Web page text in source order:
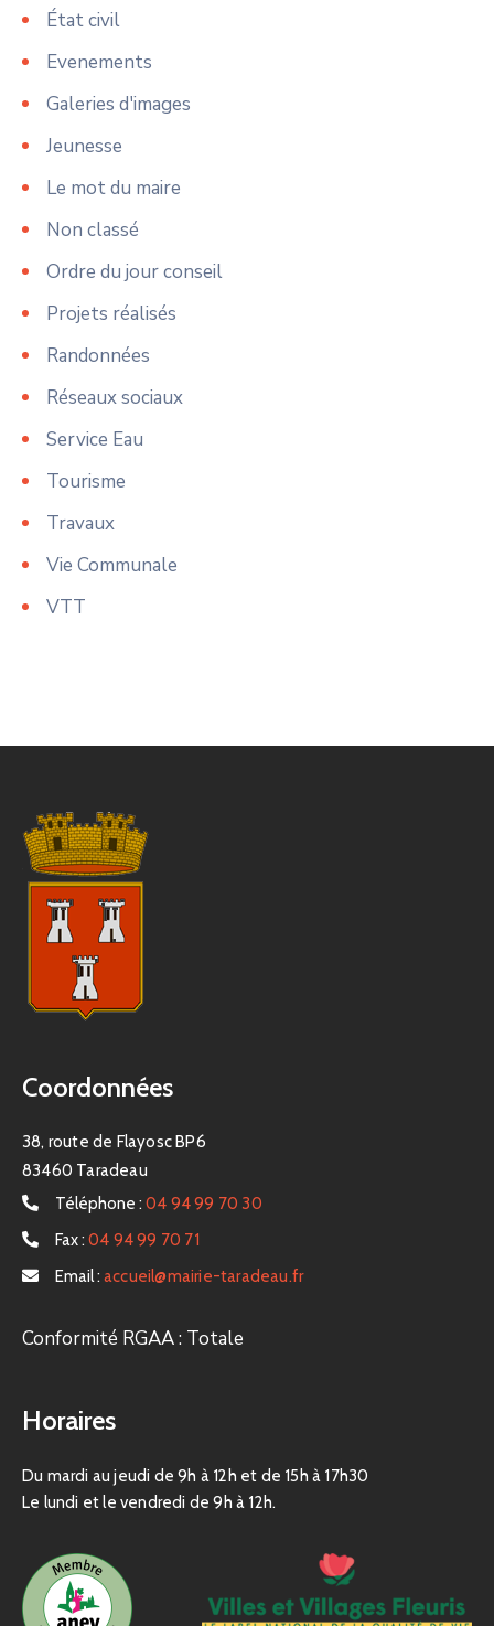
État civil
Evenements
Galeries d'images
Jeunesse
Le mot du maire
Non classé
Ordre du jour conseil
Projets réalisés
Randonnées
Réseaux sociaux
Service Eau
Tourisme
Travaux
Vie Communale
VTT
Coordonnées
38, route de Flayosc BP6
83460 Taradeau
Téléphone : 04 94 99 70 30
Fax : 04 94 99 70 71
Email : accueil@mairie-taradeau.fr
Conformité RGAA : Totale
Horaires
Du mardi au jeudi de 9h à 12h et de 15h à 17h30
Le lundi et le vendredi de 9h à 12h.